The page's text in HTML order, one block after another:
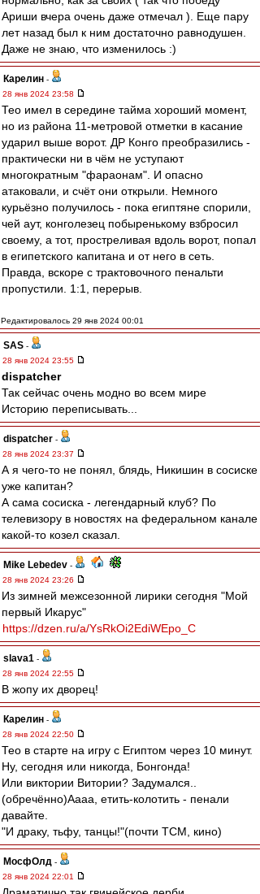
Ариши вчера очень даже отмечал ). Еще пару
лет назад был к ним достаточно равнодушен.
Даже не знаю, что изменилось :)
Карелин -
28 янв 2024 23:58
Тео имел в середине тайма хороший момент,
но из района 11-метровой отметки в касание
ударил выше ворот. ДР Конго преобразились -
практически ни в чём не уступают
многократным "фараонам". И опасно
атаковали, и счёт они открыли. Немного
курьёзно получилось - пока египтяне спорили,
чей аут, конголезец побыренькому взбросил
своему, а тот, простреливая вдоль ворот, попал
в египетского капитана и от него в сеть.
Правда, вскоре с трактовочного пенальти
пропустили. 1:1, перерыв.
Редактировалось 29 янв 2024 00:01
SAS -
28 янв 2024 23:55
dispatcher
Так сейчас очень модно во всем мире
Историю переписывать...
dispatcher -
28 янв 2024 23:37
А я чего-то не понял, блядь, Никишин в сосиске
уже капитан?
А сама сосиска - легендарный клуб? По
телевизору в новостях на федеральном канале
какой-то козел сказал.
Mike Lebedev -
28 янв 2024 23:26
Из зимней межсезонной лирики сегодня "Мой
первый Икарус"
https://dzen.ru/a/YsRkOi2EdiWEpo_C
slava1 -
28 янв 2024 22:55
В жопу их дворец!
Карелин -
28 янв 2024 22:50
Тео в старте на игру с Египтом через 10 минут.
Ну, сегодня или никогда, Бонгонда!
Или виктории Витории? Задумался..
(обречённо)Аааа, етить-колотить - пенали
давайте.
"И драку, тьфу, танцы!"(почти ТСМ, кино)
МосфОлд -
28 янв 2024 22:01